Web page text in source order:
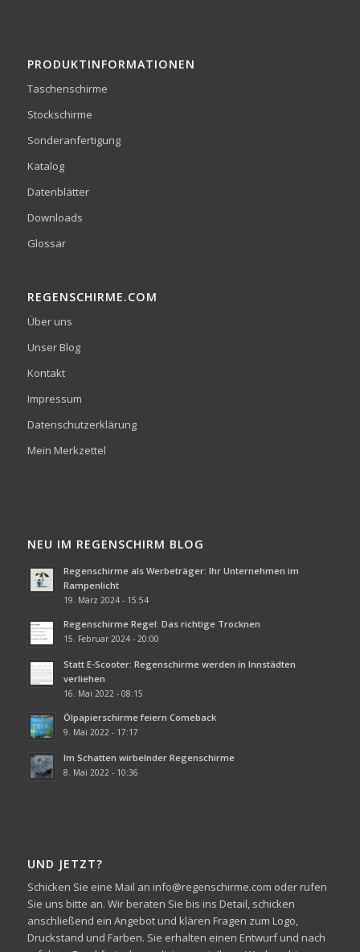
PRODUKTINFORMATIONEN
Taschenschirme
Stockschirme
Sonderanfertigung
Katalog
Datenblätter
Downloads
Glossar
REGENSCHIRME.COM
Über uns
Unser Blog
Kontakt
Impressum
Datenschutzerklärung
Mein Merkzettel
NEU IM REGENSCHIRM BLOG
Regenschirme als Werbeträger: Ihr Unternehmen im
Rampenlicht
19. März 2024 - 15:54
Regenschirme Regel: Das richtige Trocknen
15. Februar 2024 - 20:00
Statt E-Scooter: Regenschirme werden in Innstädten
verliehen
16. Mai 2022 - 08:15
Ölpapierschirme feiern Comeback
9. Mai 2022 - 17:17
Im Schatten wirbelnder Regenschirme
8. Mai 2022 - 10:36
UND JETZT?
Schicken Sie eine Mail an info@regenschirme.com oder rufen
Sie uns bitte an. Wir beraten Sie bis ins Detail, schicken
anschließend ein Angebot und klären Fragen zum Logo,
Druckstand und Farben. Sie erhalten einen Entwurf und nach